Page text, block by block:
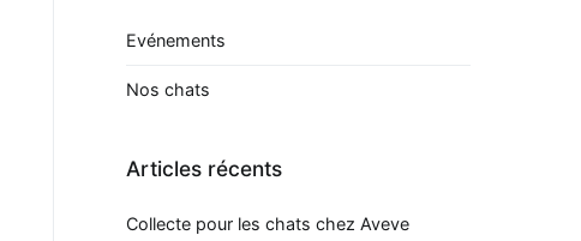
Evénements
Nos chats
Articles récents
Collecte pour les chats chez Aveve